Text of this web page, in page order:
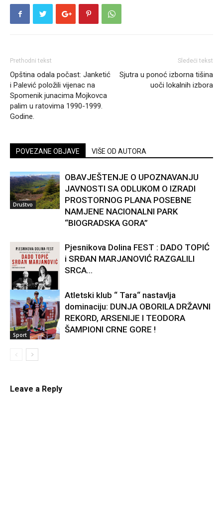
Prethodni tekst
Opština odala počast: Janketić
i Palević položili vijenac na
Spomenik junacima Mojkovca
palim u ratovima 1990-1999.
Godine.
Sledeći tekst
Sjutra u ponoć izborna tišina
uoči lokalnih izbora
POVEZANE OBJAVE VIŠE OD AUTORA
Društvo
OBAVJEŠTENJE O UPOZNAVANJU
JAVNOSTI SA ODLUKOM O IZRADI
PROSTORNOG PLANA POSEBNE
NAMJENE NACIONALNI PARK
“BIOGRADSKA GORA”
Kultura
Pjesnikova Dolina FEST : DADO TOPIĆ
i SRĐAN MARJANOVIĆ RAZGALILI
SRCA...
Sport
Atletski klub “ Tara“ nastavlja
dominaciju: DUNJA OBORILA DRŽAVNI
REKORD, ARSENIJE I TEODORA
ŠAMPIONI CRNE GORE !
Leave a Reply